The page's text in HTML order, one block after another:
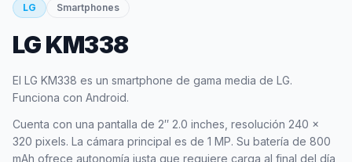
LG Smartphones
LG KM338
El LG KM338 es un smartphone de gama media de LG.
Funciona con Android.
Cuenta con una pantalla de 2″ 2.0 inches, resolución 240 x
320 pixels. La cámara principal es de 1 MP. Su batería de 800
mAh ofrece autonomía justa que requiere carga al final del día